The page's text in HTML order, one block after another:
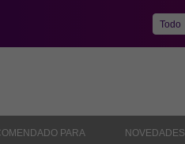
PARA NOVEDADES